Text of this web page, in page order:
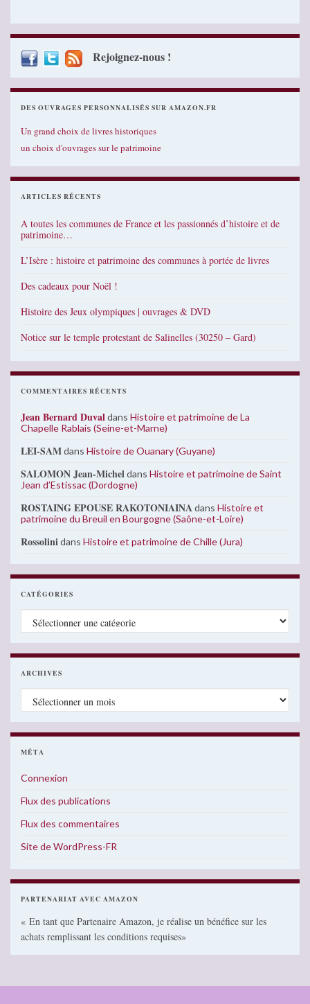
Rejoignez-nous !
DES OUVRAGES PERSONNALISÉS SUR AMAZON.FR
Un grand choix de livres historiques
un choix d'ouvrages sur le patrimoine
ARTICLES RÉCENTS
A toutes les communes de France et les passionnés d’histoire et de
patrimoine…
L’Isère : histoire et patrimoine des communes à portée de livres
Des cadeaux pour Noël !
Histoire des Jeux olympiques | ouvrages & DVD
Notice sur le temple protestant de Salinelles (30250 – Gard)
COMMENTAIRES RÉCENTS
Jean Bernard Duvaldans Histoire et patrimoine de La
Chapelle Rablais (Seine-et-Marne)
LEI-SAMdans Histoire de Ouanary (Guyane)
SALOMON Jean-Micheldans Histoire et patrimoine de Saint
Jean d’Estissac (Dordogne)
ROSTAING EPOUSE RAKOTONIAINAdans Histoire et
patrimoine du Breuil en Bourgogne (Saône-et-Loire)
Rossolinidans Histoire et patrimoine de Chille (Jura)
CATÉGORIES
Catégories
ARCHIVES
Archives
MÉTA
Connexion
Flux des publications
Flux des commentaires
Site de WordPress-FR
PARTENARIAT AVEC AMAZON
« En tant que Partenaire Amazon, je réalise un bénéfice sur les
achats remplissant les conditions requises»